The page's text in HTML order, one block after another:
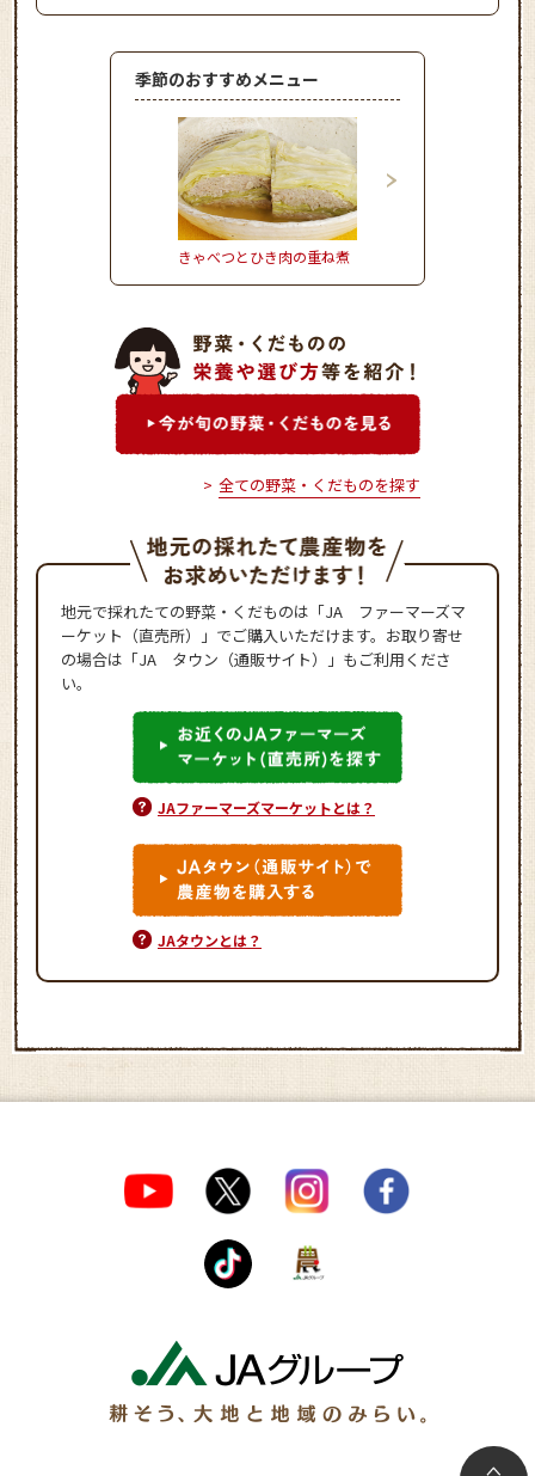
季節のおすすめメニュー
きゃべつとひき肉の重ね煮 しいたけのピリ辛肉詰め
全ての野菜・くだものを探す
地元で採れたての野菜・くだものは「JA ファーマーズマ
ーケット（直売所）」でご購入いただけます。お取り寄せ
の場合は「JA タウン（通販サイト）」もご利用くださ
い。
JAファーマーズマーケットとは？
JAタウンとは？